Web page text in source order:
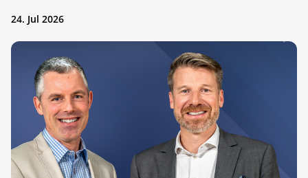
24. Jul 2026